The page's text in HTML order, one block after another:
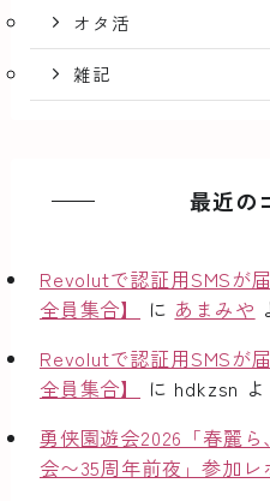
オタ活
雑記
最近の
Revolutで認証用SMSが
全員集合】
に あまみや
Revolutで認証用SMSが
全員集合】
に hdkzsn
勇侠園遊会2026「春麗
会〜35周年前夜」参加レ